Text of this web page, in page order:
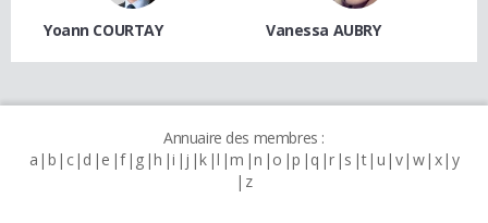
Yoann COURTAY Vanessa AUBRY
Annuaire des membres :
a b c d e f g h i j k l m n o p q r s t u v w x y
z